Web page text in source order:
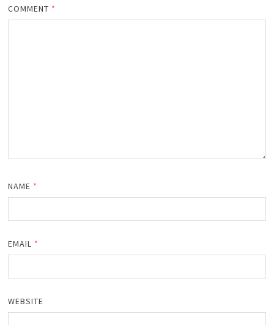
COMMENT *
NAME *
EMAIL *
WEBSITE